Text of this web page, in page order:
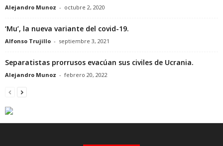
Alejandro Munoz - octubre 2, 2020
‘Mu’, la nueva variante del covid-19.
Alfonso Trujillo - septiembre 3, 2021
Separatistas prorrusos evacúan sus civiles de Ucrania.
Alejandro Munoz - febrero 20, 2022